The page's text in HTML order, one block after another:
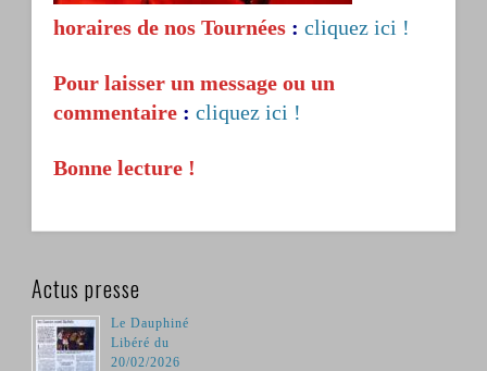
horaires de nos Tournées: cliquez ici !
Pour laisser un message ou un
commentaire: cliquez ici !
Bonne lecture !
Actus presse
Le Dauphiné
Libéré du
20/02/2026